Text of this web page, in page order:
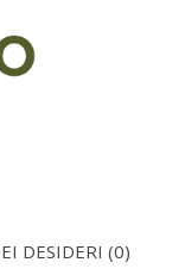
DESIDERI (0)